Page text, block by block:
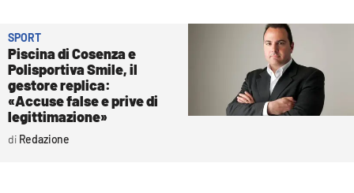
App
ANDROID
APPLE
SPORT
Piscina di Cosenza e
Polisportiva Smile, il
gestore replica:
«Accuse false e prive di
legittimazione»
Redazione